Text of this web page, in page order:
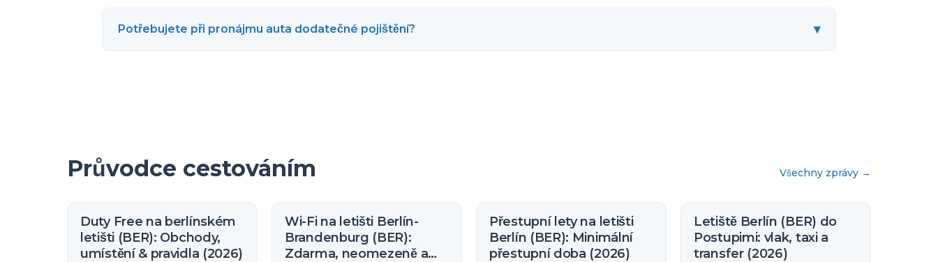
Potřebujete při pronájmu auta dodatečné pojištění? ▾
Průvodce cestováním Všechny zprávy →
Duty Free na berlínském
letišti (BER): Obchody,
umístění & pravidla (2026)
Wi-Fi na letišti Berlín-
Brandenburg (BER):
Zdarma, neomezeně a
Přestupní lety na letišti
Berlín (BER): Minimální
přestupní doba (2026)
Letiště Berlín (BER) do
Postupimi: vlak, taxi a
transfer (2026)